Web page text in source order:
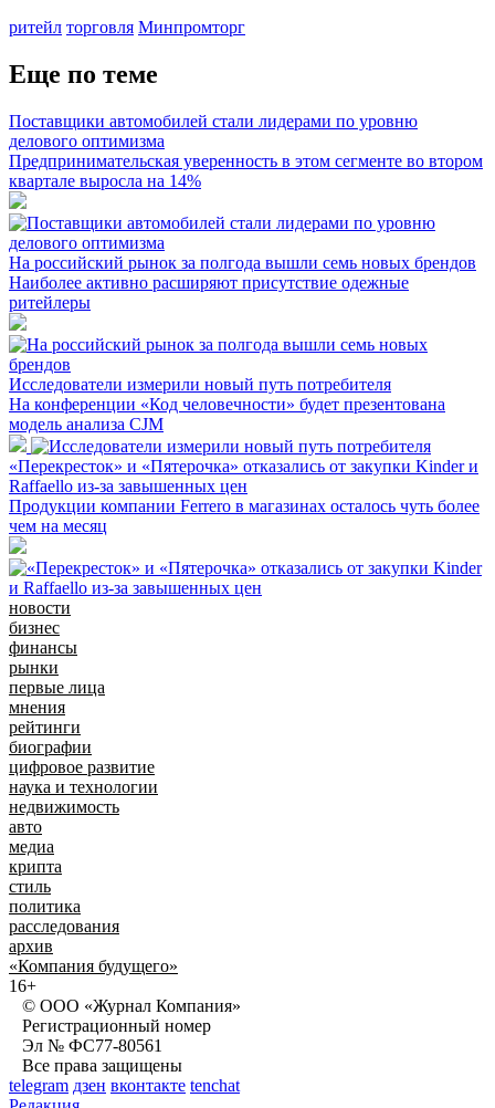
ритейл торговля Минпромторг
Еще по теме
Поставщики автомобилей стали лидерами по уровню
делового оптимизма
Предпринимательская уверенность в этом сегменте во втором
квартале выросла на 14%
На российский рынок за полгода вышли семь новых брендов
Наиболее активно расширяют присутствие одежные
ритейлеры
Исследователи измерили новый путь потребителя
На конференции «Код человечности» будет презентована
модель анализа CJM
«Перекресток» и «Пятерочка» отказались от закупки Kinder и
Raffaello из-за завышенных цен
Продукции компании Ferrero в магазинах осталось чуть более
чем на месяц
новости
бизнес
финансы
рынки
первые лица
мнения
рейтинги
биографии
цифровое развитие
наука и технологии
недвижимость
авто
медиа
крипта
стиль
политика
расследования
архив
«Компания будущего»
16+
© ООО «Журнал Компания»
Регистрационный номер
Эл № ФС77-80561
Все права защищены
telegram дзен вконтакте tenchat